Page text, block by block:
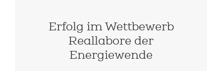
Erfolg im Wettbewerb
Reallabore der
Energiewende